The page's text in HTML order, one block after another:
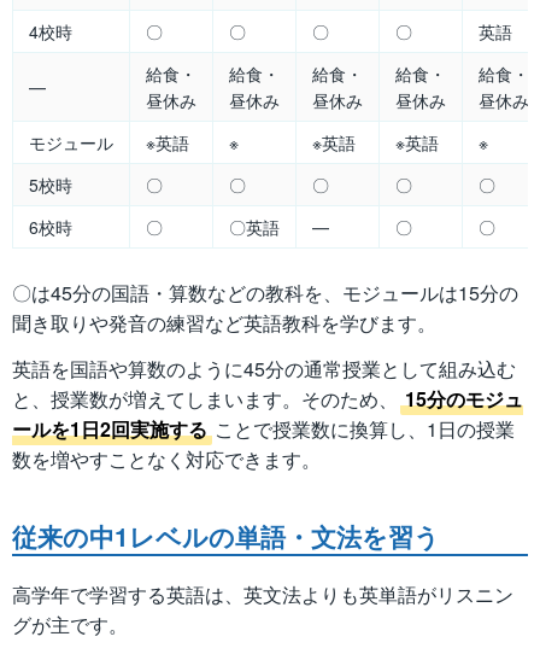
4校時
〇 〇 〇 〇 英語
―
給食・
昼休み
給食・
昼休み
給食・
昼休み
給食・
昼休み
給食・
昼休み
モジュール
※英語 ※ ※英語 ※英語
※
5校時
〇 〇 〇 〇
〇
6校時
〇 〇英語 ― 〇 〇
〇は45分の国語・算数などの教科を、モジュールは15分の
聞き取りや発音の練習など英語教科を学びます。
英語を国語や算数のように45分の通常授業として組み込む
と、授業数が増えてしまいます。そのため、
15分のモジュ
ールを1日2回実施する ことで授業数に換算し、1日の授業
数を増やすことなく対応できます。
従来の中1レベルの単語・文法を習う
高学年で学習する英語は、英文法よりも英単語がリスニン
グが主です。